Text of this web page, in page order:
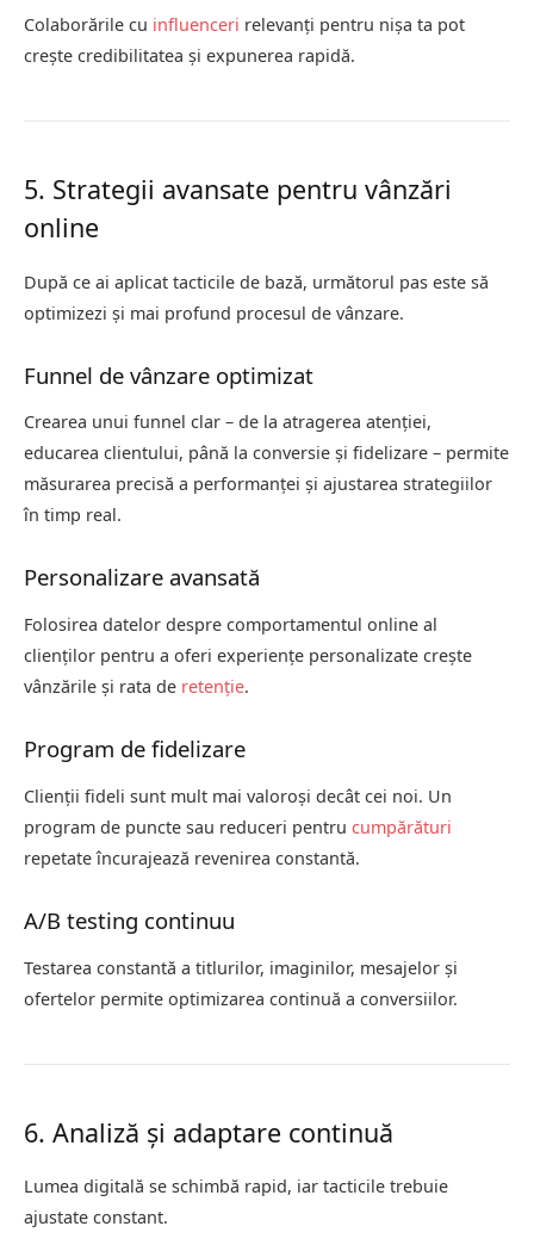
Colaborările cu influenceri relevanți pentru nișa ta pot
crește credibilitatea și expunerea rapidă.
5. Strategii avansate pentru vânzări
online
După ce ai aplicat tacticile de bază, următorul pas este să
optimizezi și mai profund procesul de vânzare.
Funnel de vânzare optimizat
Crearea unui funnel clar – de la atragerea atenției,
educarea clientului, până la conversie și fidelizare – permite
măsurarea precisă a performanței și ajustarea strategiilor
în timp real.
Personalizare avansată
Folosirea datelor despre comportamentul online al
clienților pentru a oferi experiențe personalizate crește
vânzările și rata de retenție.
Program de fidelizare
Clienții fideli sunt mult mai valoroși decât cei noi. Un
program de puncte sau reduceri pentru cumpărături
repetate încurajează revenirea constantă.
A/B testing continuu
Testarea constantă a titlurilor, imaginilor, mesajelor și
ofertelor permite optimizarea continuă a conversiilor.
6. Analiză și adaptare continuă
Lumea digitală se schimbă rapid, iar tacticile trebuie
ajustate constant.